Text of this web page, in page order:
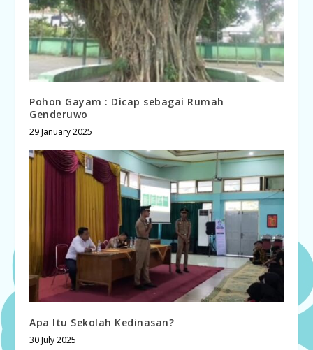
Pohon Gayam : Dicap sebagai Rumah
Genderuwo
29 January 2025
Apa Itu Sekolah Kedinasan?
30 July 2025